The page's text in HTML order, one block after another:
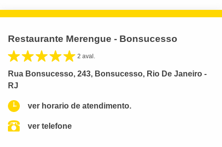
Restaurante Merengue - Bonsucesso
2 aval.
Rua Bonsucesso, 243, Bonsucesso, Rio De Janeiro -
RJ
ver horario de atendimento.
ver telefone